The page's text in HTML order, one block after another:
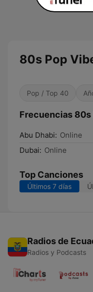
80s Pop
Pop / Top 40
Frecuencias 80s
Abu Dhabi: Online
Dubai: Online
Top Canciones
Últimos 7 días
Radios de
Radios y Podcasts